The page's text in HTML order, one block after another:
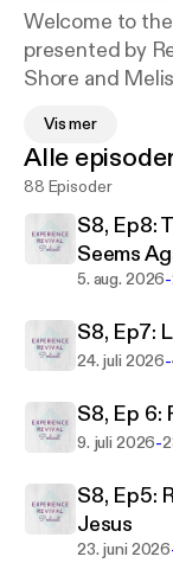
Welcome to
presented by
Shore and
chai tea,
passion,
looks like in
empower you
Christ and
Vis mer
Alle
88 Episoder
S8, Ep8:
Seems
5. aug. 2026-
S8, Ep7:
24. juli 2026-
S8, Ep 6:
9. juli 2026-
S8, Ep5:
Jesus
23. juni 2026